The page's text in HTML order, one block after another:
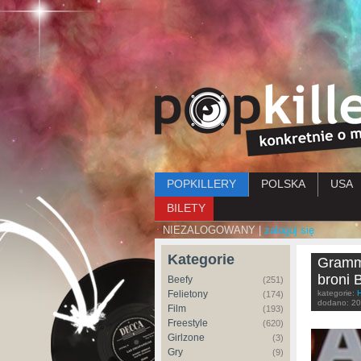
Menu główne
POPKILLERY POLSKA USA
BILETY
NIEZALOGOWANY | zaloguj się
Kategorie
Beefy (251)
Felietony (174)
Film (193)
Freestyle (620)
Girlzone (3)
Gry (9)
broni
kategorie:
dodano: